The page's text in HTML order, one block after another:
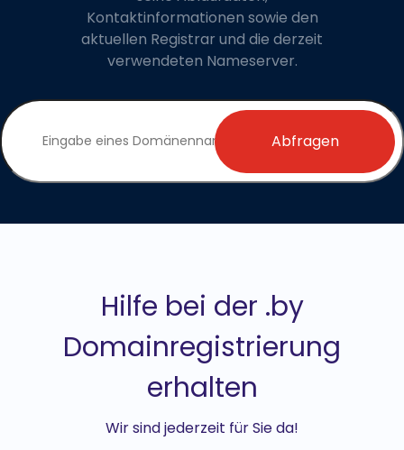
Kontaktinformationen sowie den
aktuellen Registrar und die derzeit
verwendeten Nameserver.
Abfragen
Hilfe bei der .by
Domainregistrierung
erhalten
Wir sind jederzeit für Sie da!